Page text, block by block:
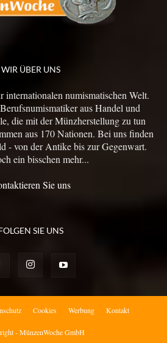
WIR ÜBER UNS
numismatischen Welt.
aus Handel und
die mit der Münzherstellung zu tun
aus 170 Nationen. Bei uns finden
- von der Antike bis zur Gegenwart.
ein bisschen mehr...
Sie uns
SIE UNS
Cookies Werbung Kontakt
- MünzenWoche GmbH